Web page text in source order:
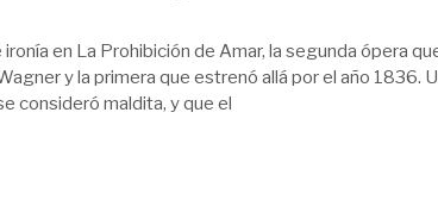
en La Prohibición de Amar, la segunda ópera
y la primera que estrenó allá por el año 1836.
consideró maldita, y que el